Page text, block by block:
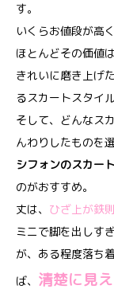
す。
いくらお値段が高
ほとんどその価値
きれいに磨き上げ
るスカートスタイ
そして、どんなス
んわりしたものを
シフォンのスカー
のがおすすめ。
丈は、 ひざ上が鉄則
ミニで脚を出しす
が、ある程度落ち
ば、 清楚に見